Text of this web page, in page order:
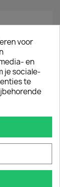
zijn
dak van
en
stijlvol
als je
voor
en
je sociale-
te